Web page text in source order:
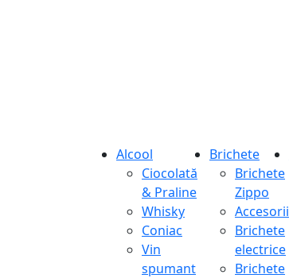
Alcool
Ciocolată
& Praline
Whisky
Coniac
Vin
spumant
Brichete
Brichete
Zippo
Accesorii
Brichete
electrice
Brichete